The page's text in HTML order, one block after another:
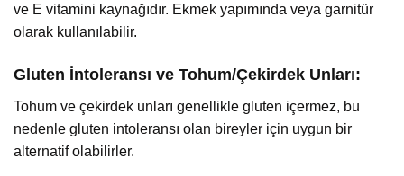
ve E vitamini kaynağıdır. Ekmek yapımında veya garnitür
olarak kullanılabilir.
Gluten İntoleransı ve Tohum/Çekirdek Unları:
Tohum ve çekirdek unları genellikle gluten içermez, bu
nedenle gluten intoleransı olan bireyler için uygun bir
alternatif olabilirler.